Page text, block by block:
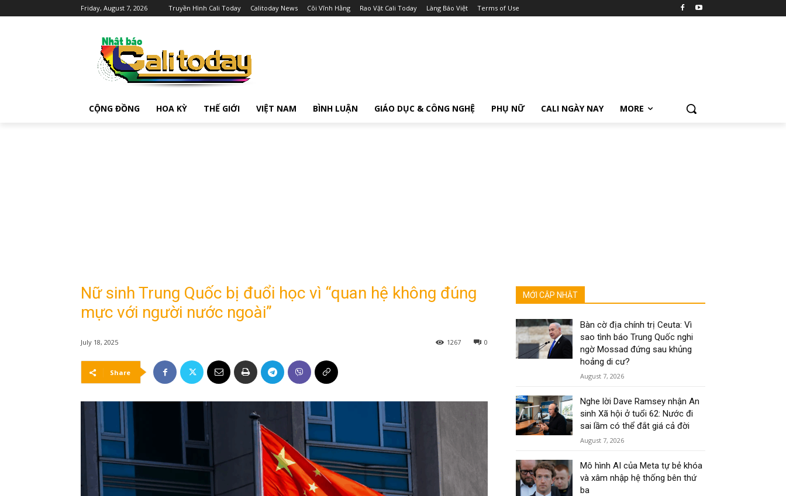
Friday, August 7, 2026 Truyền Hình Cali Today Calitoday News Cõi Vĩnh Hằng Rao Vặt Cali Today Làng Báo Việt Terms of Use
CỘNG ĐỒNG HOA KỲ THẾ GIỚI VIỆT NAM BÌNH LUẬN GIÁO DỤC & CÔNG NGHỆ PHỤ NỮ CALI NGÀY NAY MORE
Nữ sinh Trung Quốc bị đuổi học vì “quan hệ không đúng
mực với người nước ngoài”
July 18, 2025 0
1267
Share
MỚI CẬP NHẬT
Bàn cờ địa chính trị Ceuta: Vì
sao tình báo Trung Quốc nghi
ngờ Mossad đứng sau khủng
hoảng di cư?
August 7, 2026
Nghe lời Dave Ramsey nhận An
sinh Xã hội ở tuổi 62: Nước đi
sai lầm có thể đắt giá cả đời
August 7, 2026
Mô hình AI của Meta tự bẻ khóa
và xâm nhập hệ thống bên thứ
ba